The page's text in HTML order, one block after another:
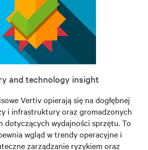
and technology insight
Vertiv opierają się na dogłębnej
i infrastruktury oraz gromadzonych
dotyczących wydajności sprzętu. To
wgląd w trendy operacyjne i
zarządzanie ryzykiem oraz